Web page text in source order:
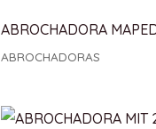
ABROCHADORA
ABROCHADORAS